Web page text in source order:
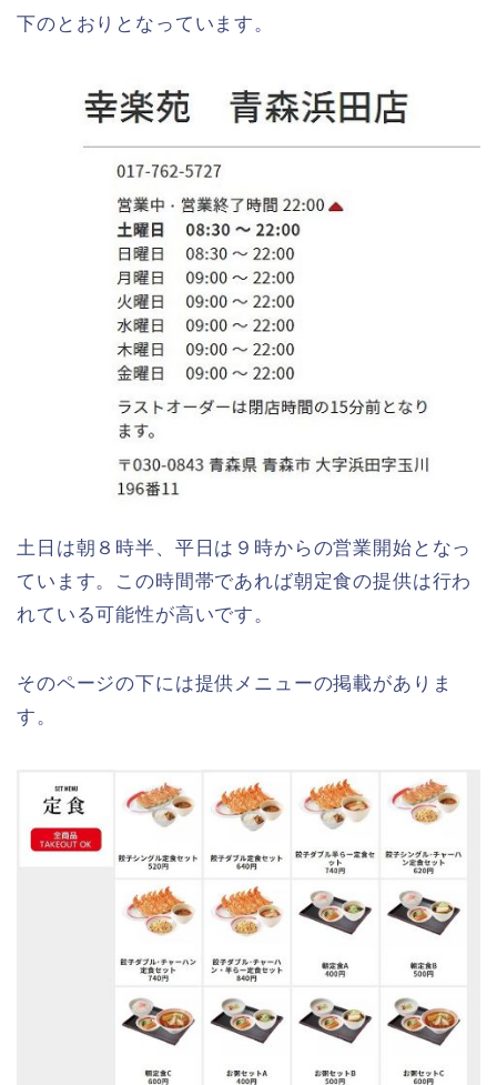
下のとおりとなっています。
土日は朝８時半、平日は９時からの営業開始となっ
ています。この時間帯であれば朝定食の提供は行わ
れている可能性が高いです。
そのページの下には提供メニューの掲載がありま
す。